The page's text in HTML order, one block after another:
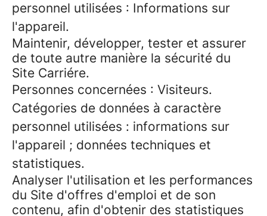
personnel utilisées : Informations sur
l'appareil.
Maintenir, développer, tester et assurer
de toute autre manière la sécurité du
Site Carriére.
Personnes concernées : Visiteurs.
Catégories de données à caractère
personnel utilisées : informations sur
l'appareil ; données techniques et
statistiques.
Analyser l'utilisation et les performances
du Site d'offres d'emploi et de son
contenu, afin d'obtenir des statistiques